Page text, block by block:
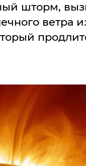
шторм,
ветра